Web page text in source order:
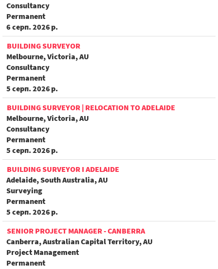
Consultancy
Permanent
6 серп. 2026 р.
BUILDING SURVEYOR
Melbourne, Victoria, AU
Consultancy
Permanent
5 серп. 2026 р.
BUILDING SURVEYOR | RELOCATION TO ADELAIDE
Melbourne, Victoria, AU
Consultancy
Permanent
5 серп. 2026 р.
BUILDING SURVEYOR I ADELAIDE
Adelaide, South Australia, AU
Surveying
Permanent
5 серп. 2026 р.
SENIOR PROJECT MANAGER - CANBERRA
Canberra, Australian Capital Territory, AU
Project Management
Permanent